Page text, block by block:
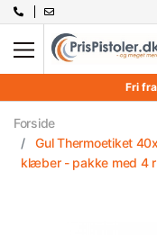
Fri
Forside
Gul Thermoetiket
klæber - pakke med 4